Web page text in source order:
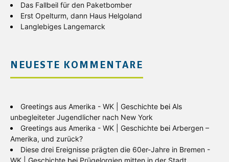
Das Fallbeil für den Paketbomber
Erst Opelturm, dann Haus Helgoland
Langlebiges Langemarck
NEUESTE KOMMENTARE
Greetings aus Amerika - WK | Geschichte bei Als
unbegleiteter Jugendlicher nach New York
Greetings aus Amerika - WK | Geschichte bei Arbergen –
Amerika, und zurück?
Diese drei Ereignisse prägten die 60er-Jahre in Bremen -